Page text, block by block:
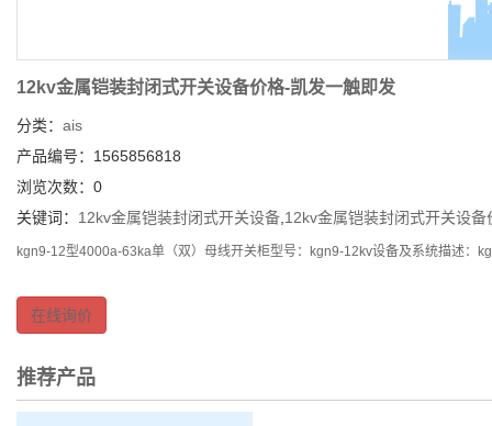
12kv金属铠装封闭式开关设备价格-凯发一触即发
分类： ais
产品编号：1565856818
浏览次数：0
关键词： 12kv金属铠装封闭式开关设备 12kv金属铠装封闭式开关设备
kgn9-12型4000a-63ka单（双）母线开关柜型号：kgn9-12kv设备及系统描述：
在线询价
推荐产品